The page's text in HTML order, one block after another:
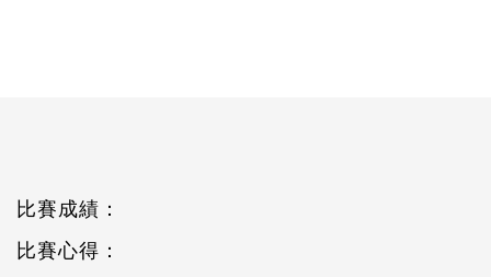
比賽成績：
比賽心得：